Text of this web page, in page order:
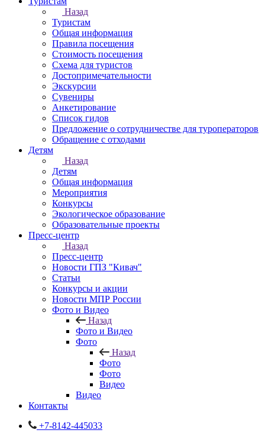
Назад
Туристам
Общая информация
Правила посещения
Стоимость посещения
Схема для туристов
Достопримечательности
Экскурсии
Сувениры
Анкетирование
Список гидов
Предложение о сотрудничестве для туроператоров
Обращение с отходами
Детям
Назад
Детям
Общая информация
Мероприятия
Конкурсы
Экологическое образование
Образовательные проекты
Пресс-центр
Назад
Пресс-центр
Новости ГПЗ "Кивач"
Статьи
Конкурсы и акции
Новости МПР России
Фото и Видео
Назад
Фото и Видео
Фото
Назад
Фото
Фото
Видео
Видео
Контакты
+7-8142-445033